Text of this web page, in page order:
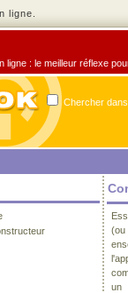
ligne.
ligne : le meilleur réflexe
Chercher
(ou
un